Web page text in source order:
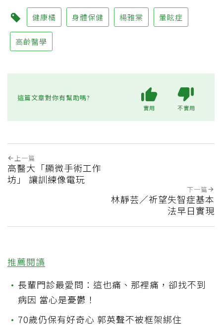
健康橘 身體保健 楊雅棠 暈眩症
高齡醫學
這篇文章對你有幫助嗎?
實用 不實用
上一篇
高醫大「顯微手術工作
坊」 讓訓練像電玩
下一篇
林靜芸／祈望失智症基本
法早日實現
推薦閱讀
• 長輩門診最愛問：這也痛、那裡痛，卻找不到
病因 當心是憂鬱！
• 70歲仍保有好奇心 郭英聲不被框架綁住